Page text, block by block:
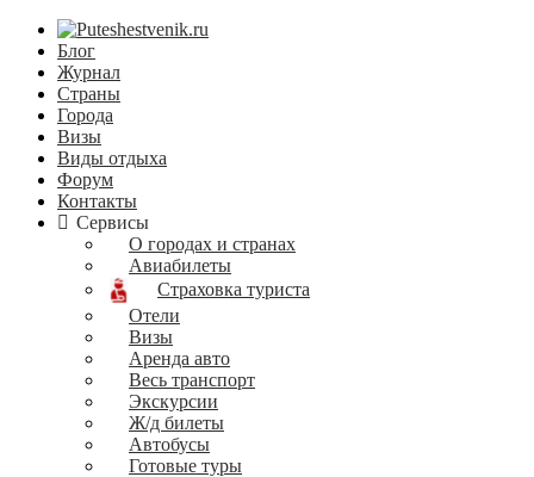
Блог
Журнал
Страны
Города
Визы
Виды отдыха
Форум
Контакты
Сервисы
О городах и странах
Авиабилеты
Страховка туриста
Отели
Визы
Аренда авто
Весь транспорт
Экскурсии
Ж/д билеты
Автобусы
Готовые туры